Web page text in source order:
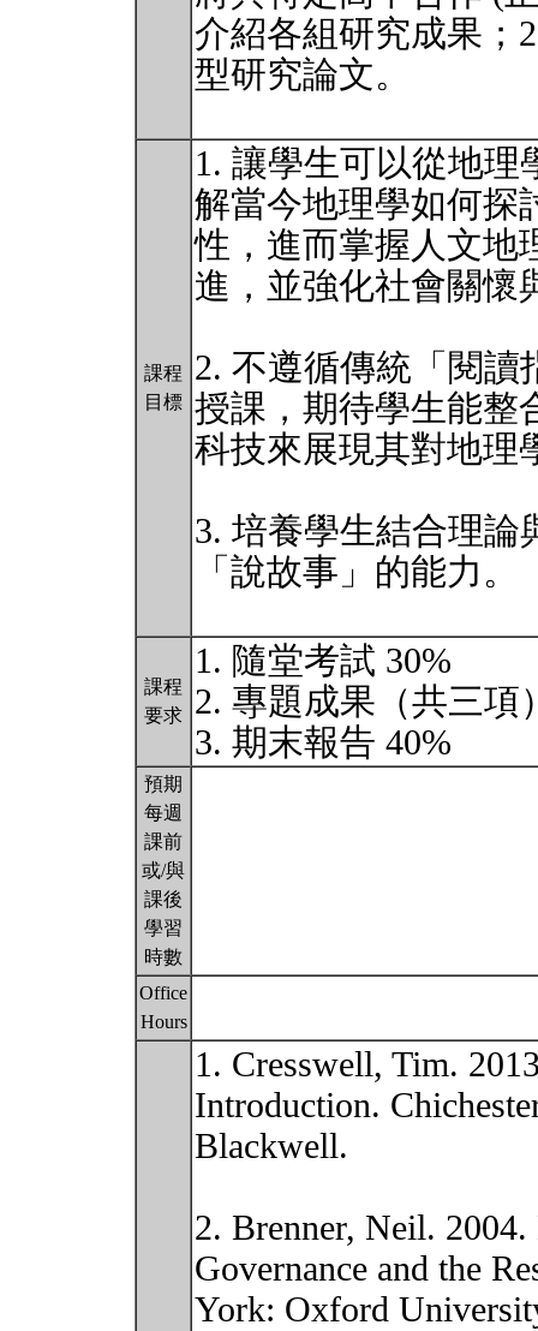
介紹各組研究成果；
型研究論文。
課程
目標
1. 讓學生可以從地
解當今地理學如何
性，進而掌握人文地
進，並強化社會關懷
2. 不遵循傳統「閱
授課，期待學生能整
科技來展現其對地理
3. 培養學生結合理論
「說故事」的能力。
課程
要求
1. 隨堂考試 30%
2. 專題成果（共三項
3. 期末報告 40%
預期
每週
課前
或/與
課後
學習
時數
Office
Hours
1. Cresswell, Tim.
Introduction.
Blackwell.
2. Brenner, Neil. 2004.
Governance and the
York: Oxford